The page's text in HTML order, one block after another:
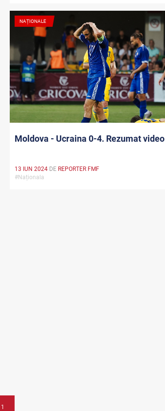
NAȚIONALE
Moldova - Ucraina 0-4. Rezumat video
13 IUN 2024 DE REPORTER FMF
#Naționala
1